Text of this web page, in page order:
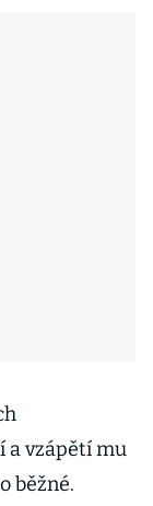
a vzápětí mu
běžné.